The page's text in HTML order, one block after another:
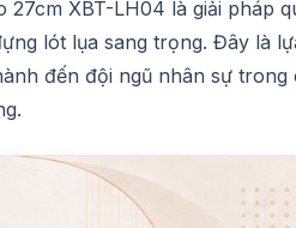
XBT-LH04 là giải pháp
lót lụa sang trọng. Đây là
đến đội ngũ nhân sự trong